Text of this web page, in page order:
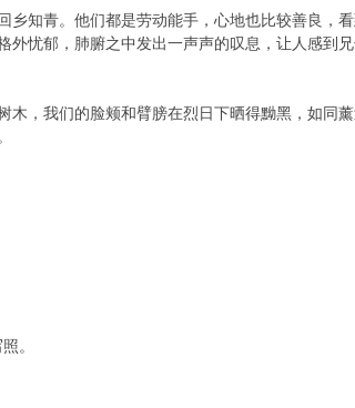
知青。他们都是劳动能手，心地也比较善良，
忧郁，肺腑之中发出一声声的叹息，让人感到兄
，我们的脸颊和臂膀在烈日下晒得黝黑，如同
。